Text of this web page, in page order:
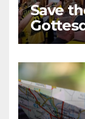
Save
2026